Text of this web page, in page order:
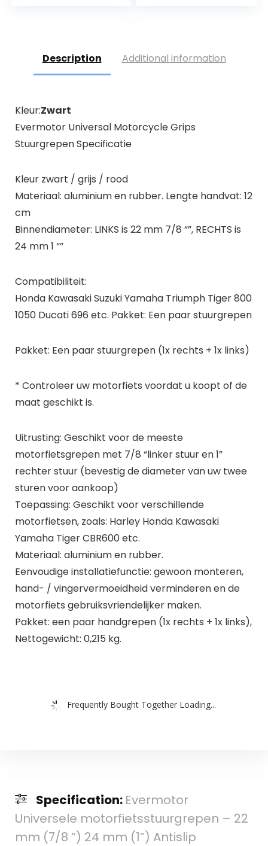
Description Additional information
Kleur:Zwart
Evermotor Universal Motorcycle Grips
Stuurgrepen Specificatie
Kleur zwart / grijs / rood
Materiaal: aluminium en rubber. Lengte handvat: 12
cm
Binnendiameter: LINKS is 22 mm 7/8 “”, RECHTS is
24 mm 1 “”
Compatibiliteit:
Honda Kawasaki Suzuki Yamaha Triumph Tiger 800
1050 Ducati 696 etc. Pakket: Een paar stuurgrepen
Pakket: Een paar stuurgrepen (1x rechts + 1x links)
* Controleer uw motorfiets voordat u koopt of de
maat geschikt is.
Uitrusting: Geschikt voor de meeste
motorfietsgrepen met 7/8 “linker stuur en 1”
rechter stuur (bevestig de diameter van uw twee
sturen voor aankoop)
Toepassing: Geschikt voor verschillende
motorfietsen, zoals: Harley Honda Kawasaki
Yamaha Tiger CBR600 etc.
Materiaal: aluminium en rubber.
Eenvoudige installatiefunctie: gewoon monteren,
hand- / vingervermoeidheid verminderen en de
motorfiets gebruiksvriendelijker maken.
Pakket: een paar handgrepen (1x rechts + 1x links),
Nettogewicht: 0,215 kg.
Frequently Bought Together Loading...
Specification: Evermotor
Universele motorfietsstuurgrepen – 22
mm (7/8 “) 24 mm (1”) Antislip